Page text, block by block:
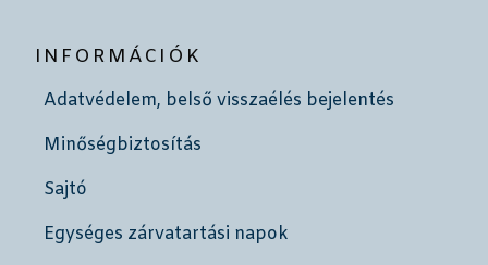
INFORMÁCIÓK
Adatvédelem, belső visszaélés bejelentés
Minőségbiztosítás
Sajtó
Egységes zárvatartási napok